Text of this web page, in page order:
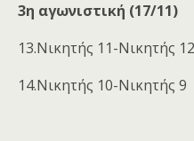
3η αγωνιστική (17/11)
13.Νικητής 11-Νικητής 12
14.Νικητής 10-Νικητής 9